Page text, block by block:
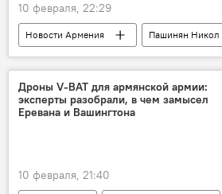
10 февраля, 22:29
Новости Армения
Пашинян Никол
Политика
Дроны V-BAT для армянской армии:
эксперты разобрали, в чем замысел
Еревана и Вашингтона
10 февраля, 21:40